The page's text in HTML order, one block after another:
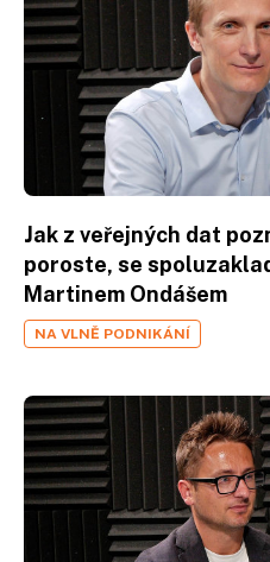
Jak z veřejných dat
poroste, se
Martinem Ondášem
NA VLNĚ PODNIKÁNÍ